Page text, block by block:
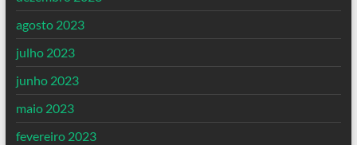
agosto 2023
julho 2023
junho 2023
maio 2023
fevereiro 2023